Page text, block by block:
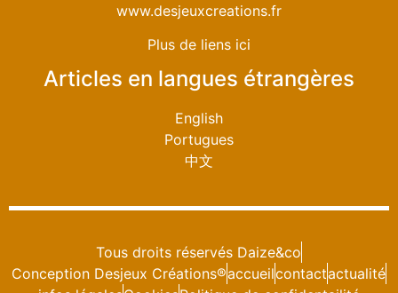
www.desjeuxcreations.fr
Plus de liens ici
Articles en langues étrangères
English
Portugues
中文
Tous droits réservés Daize&co
Conception Desjeux Créations®accueilcontactactualité